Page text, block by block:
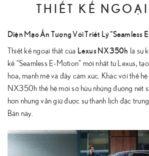
THIẾT KẾ
Diện Mạo Ấn Tượng Với Triết Lý “Seamless
Thiết kế ngoại thất của Lexus NX350h là sự
kế “Seamless E-Motion” mới nhất từ Lexus,
hòa, mạnh mẽ và đầy cảm xúc. Khác với thế
NX350h thế hệ mới sở hữu những đường nét
hơn nhưng vẫn giữ được sự thanh lịch đặc
Bản này.